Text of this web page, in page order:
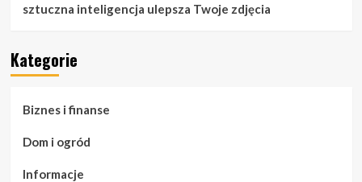
sztuczna inteligencja ulepsza Twoje zdjęcia
Kategorie
Biznes i finanse
Dom i ogród
Informacje